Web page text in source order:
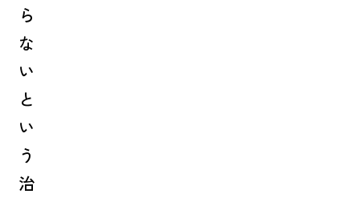
ら
な
い
と
い
う
治